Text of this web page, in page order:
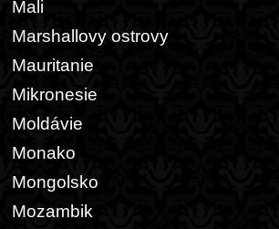
Mali
Marshallovy ostrovy
Mauritanie
Mikronesie
Moldávie
Monako
Mongolsko
Mozambik